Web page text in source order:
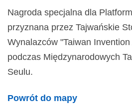
Nagroda specjalna dla
przyznana przez Tajwańskie
Wynalazców "Taiwan
podczas Międzynarodowych
Seulu.
Powrót do mapy